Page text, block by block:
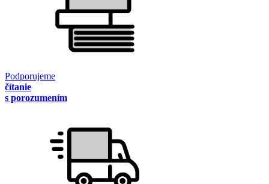
Podporujeme
čítanie
s porozumením